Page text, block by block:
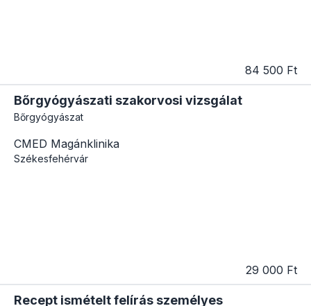
84 500 Ft
Bőrgyógyászati szakorvosi vizsgálat
Bőrgyógyászat
CMED Magánklinika
Székesfehérvár
29 000 Ft
Recept ismételt felírás személyes